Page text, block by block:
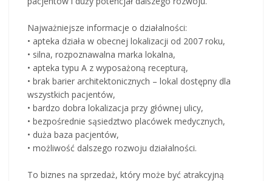
Najważniejsze informacje o działalności:
• apteka działa w obecnej lokalizacji od 2007 roku,
• silna, rozpoznawalna marka lokalna,
• apteka typu A z wyposażoną recepturą,
• brak barier architektonicznych – lokal dostępny dla
wszystkich pacjentów,
• bardzo dobra lokalizacja przy głównej ulicy,
• bezpośrednie sąsiedztwo placówek medycznych,
• duża baza pacjentów,
• możliwość dalszego rozwoju działalności.
To biznes na sprzedaż, który może być atrakcyjną